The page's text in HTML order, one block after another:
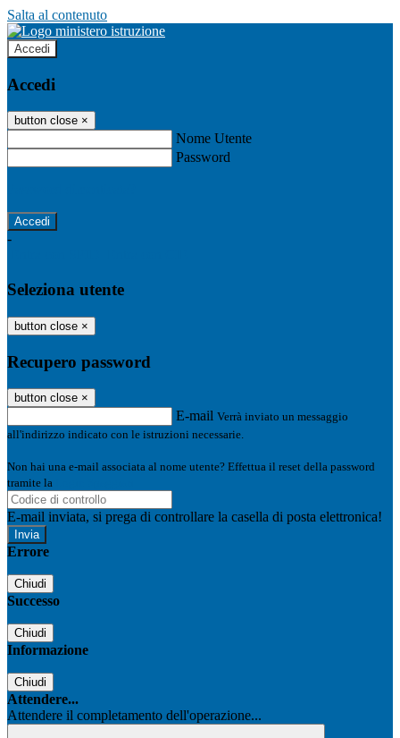
Salta al contenuto
Accedi
Accedi
button close ×
Nome Utente
Password
-
Seleziona utente
button close ×
Recupero password
button close ×
E-mail Verrà inviato un messaggio
all'indirizzo indicato con le istruzioni necessarie.
Non hai una e-mail associata al nome utente? Effettua il reset della password
tramite la
E-mail inviata, si prega di controllare la casella di posta elettronica!
Errore
Chiudi
Successo
Chiudi
Informazione
Chiudi
Attendere...
Attendere il completamento dell'operazione...